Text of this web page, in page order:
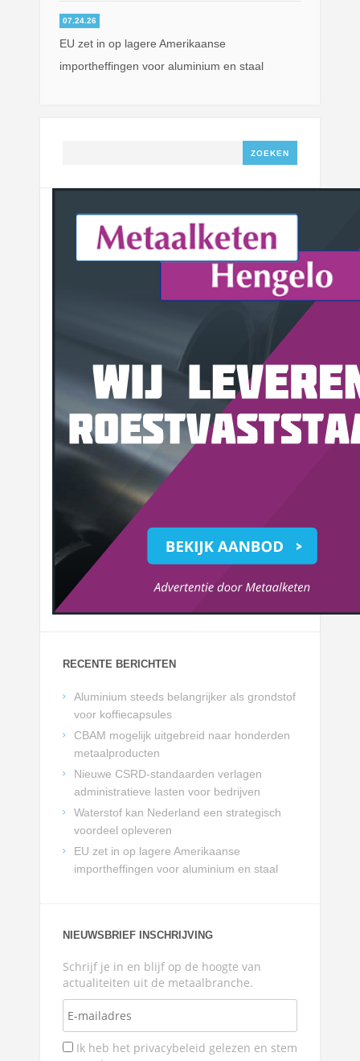
07.24.26
EU zet in op lagere Amerikaanse
importheffingen voor aluminium en staal
RECENTE BERICHTEN
Aluminium steeds belangrijker als grondstof
voor koffiecapsules
CBAM mogelijk uitgebreid naar honderden
metaalproducten
Nieuwe CSRD-standaarden verlagen
administratieve lasten voor bedrijven
Waterstof kan Nederland een strategisch
voordeel opleveren
EU zet in op lagere Amerikaanse
importheffingen voor aluminium en staal
NIEUWSBRIEF INSCHRIJVING
Schrijf je in en blijf op de hoogte van
actualiteiten uit de metaalbranche.
Ik heb het privacybeleid gelezen en stem